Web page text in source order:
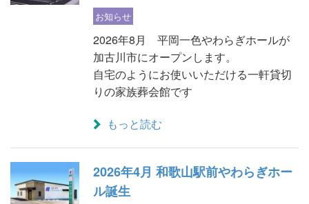
お知らせ
2026年8月 平岡一色やわらぎホールが
加古川市にオープンします。
自宅のようにお使いいただける一軒貸切
りの家族葬会館です
もっと読む
2026年4月 和歌山駅前やわらぎホー
ル誕生